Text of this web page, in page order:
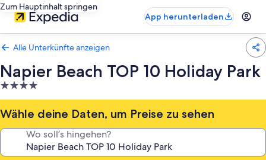
Zum Hauptinhalt springen
App herunterladen
Alle Unterkünfte anzeigen
Napier Beach TOP 10 Holiday Park
4.0-
Sterne-
Unterkunft
Wähle deine Daten, um Preise zu sehen
Wo soll’s hingehen?